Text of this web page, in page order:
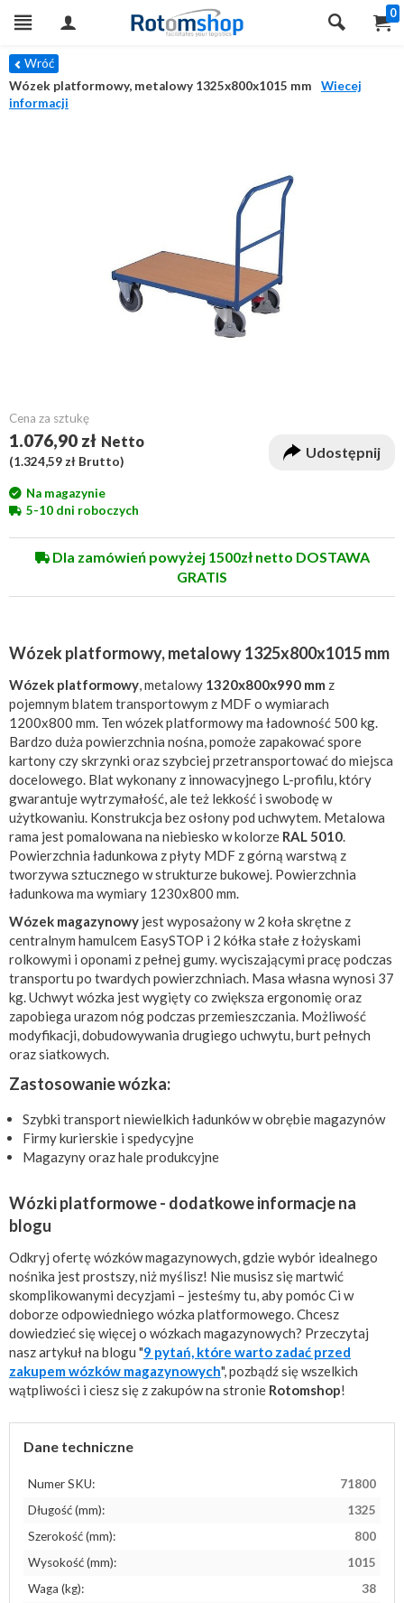
0
Wróć
Wózek platformowy, metalowy 1325x800x1015 mm
Wiecej
informacji
Cena za sztukę
1.076,90 zł Netto
(1.324,59 zł Brutto)
Udostępnij
Na magazynie
5-10 dni roboczych
Dla zamówień powyżej 1500zł netto DOSTAWA
GRATIS
Wózek platformowy, metalowy 1325x800x1015 mm
Wózek platformowy, metalowy 1320x800x990 mm z
pojemnym blatem transportowym z MDF o wymiarach
1200x800 mm. Ten wózek platformowy ma ładowność 500 kg.
Bardzo duża powierzchnia nośna, pomoże zapakować spore
kartony czy skrzynki oraz szybciej przetransportować do miejsca
docelowego. Blat wykonany z innowacyjnego L-profilu, który
gwarantuje wytrzymałość, ale też lekkość i swobodę w
użytkowaniu. Konstrukcja bez osłony pod uchwytem. Metalowa
rama jest pomalowana na niebiesko w kolorze RAL 5010.
Powierzchnia ładunkowa z płyty MDF z górną warstwą z
tworzywa sztucznego w strukturze bukowej. Powierzchnia
ładunkowa ma wymiary 1230x800 mm.
Wózek magazynowy jest wyposażony w 2 koła skrętne z
centralnym hamulcem EasySTOP i 2 kółka stałe z łożyskami
rolkowymi i oponami z pełnej gumy. wyciszającymi pracę podczas
transportu po twardych powierzchniach. Masa własna wynosi 37
kg. Uchwyt wózka jest wygięty co zwiększa ergonomię oraz
zapobiega urazom nóg podczas przemieszczania. Możliwość
modyfikacji, dobudowywania drugiego uchwytu, burt pełnych
oraz siatkowych.
Zastosowanie wózka:
Szybki transport niewielkich ładunków w obrębie magazynów
Firmy kurierskie i spedycyjne
Magazyny oraz hale produkcyjne
Wózki platformowe - dodatkowe informacje na
blogu
Odkryj ofertę wózków magazynowych, gdzie wybór idealnego
nośnika jest prostszy, niż myślisz! Nie musisz się martwić
skomplikowanymi decyzjami – jesteśmy tu, aby pomóc Ci w
doborze odpowiedniego wózka platformowego. Chcesz
dowiedzieć się więcej o wózkach magazynowych? Przeczytaj
nasz artykuł na blogu "9 pytań, które warto zadać przed
zakupem wózków magazynowych", pozbądź się wszelkich
wątpliwości i ciesz się z zakupów na stronie Rotomshop!
Dane techniczne
Numer SKU:
71800
Długość (mm):
1325
Szerokość (mm):
800
Wysokość (mm):
1015
Waga (kg):
38